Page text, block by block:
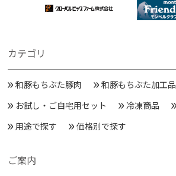
カテゴリ
和豚もちぶた豚肉 和豚もちぶた加工品
お試し・ご自宅用セット
冷凍商品
用途で探す
価格別で探す
ご案内